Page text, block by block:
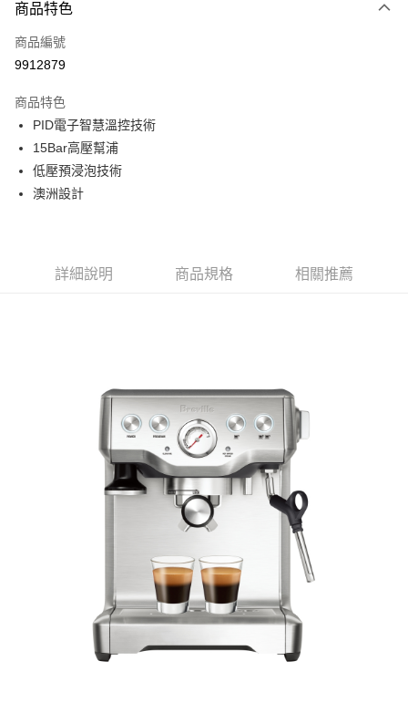
宅配
每筆NT$150
商品特色
商品編號
9912879
商品特色
PID電子智慧溫控技術
15Bar高壓幫浦
低壓預浸泡技術
澳洲設計
詳細說明 商品規格 相關推薦